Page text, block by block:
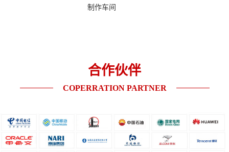
制作车间
合作伙伴
COPERRATION PARTNER